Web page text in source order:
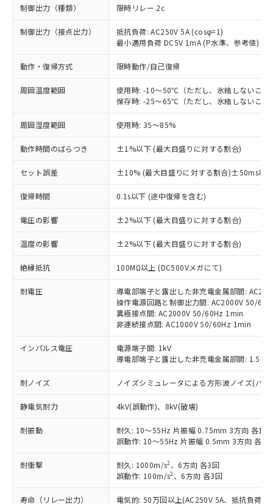
制御出力（種類） 限時リレー 2c
制御出力（接点出力）
抵抗負荷: AC250V 5A (cosφ=1)
最小適用負荷 DC5V 1mA (P水準、参考値)
動作・復帰方式 限時動作/自己復帰
周囲温度範囲
使用時: -10～50℃（ただし、氷結しないこと
保存時: -25～65℃（ただし、氷結しないこと
周囲湿度範囲 使用時: 35～85%
動作時間のばらつき ±1%以下 (最大目盛りに対する割合)
セット誤差 ±10% (最大目盛りに対する割合)±50ms以下
復帰時間 0.1s以下 (途中復帰を含む)
電圧の影響 ±2%以下 (最大目盛りに対する割合)
温度の影響 ±2%以下 (最大目盛りに対する割合)
絶縁抵抗 100MΩ以上 (DC500Vメガにて)
耐電圧
導電部端子と露出した非充電金属部間:
操作電源回路と制御出力間: AC2000V 50/
異極接点間: AC2000V 50/60Hz 1min
非連続接点間: AC1000V 50/60Hz 1min
インパルス電圧
電源端子間: 1kV
導電部端子と露出した非充電金属部間: 1.5kV
耐ノイズ ノイズシミュレータによる方形波ノイズ(パ
静電気耐力 4kV(誤動作)、8kV(破壊)
耐振動
耐久: 10～55Hz 片振幅 0.75mm 3方向 各1h
誤動作: 10～55Hz 片振幅 0.5mm 3方向 各
耐衝撃 耐久: 1000m/s2 、6方向 各3回
誤動作: 100m/s2 、6方向 各3回
寿命（リレー出力） 電気的: 50万回以上(AC250V 5A、抵抗負荷
ご利用条件
以下の条件をお読みいただき、同意のうえ
ご利用ください。
本サービスは、当社制御機器事業取扱
商品の当社在庫状況および標準価格
(税抜)を提供させていただくもので
当社制御機器事業取扱商品の中には、
本サービスの対象外となる商品もある
ことをご了承ください。
在庫状況および標準価格照会結果は、
記載している更新日時点での社内デー
タに基づき作成されるものであり、閲
覧された時点での実際の在庫および標
準価格とは異なる場合があることをご
※1 対応状況
対応済み：EU RoHS指令（10物質）の
非含有に対応した製品が提供可能な商品で
す。
対応予定：EU RoHS指令（10物質）の非含
有に対応した製品に切り替える予定のある
対応予定なし：EU RoHS指令（10物質）の
非含有に非対応の商品で、対応品を出す予
調査・確認中：EU RoHS指令（10物質）の
商品です。
非該当品：ライセンス料など無形物で、有
害物質有無と関係のない商品です。
仕入先様の事情により、非含有部品として
いたものが、含有品と判明した場合などや
むを得ず変更することがあります。
*EU RoHS指令（10物質）：
鉛(Pb) 1000ppm以下、 水銀(Hg) 1000ppm以下、 カド
ミウム(Cd) 100ppm以下、
六価クロム(Cr(Ⅵ)) 1000ppm以下、ポリ臭化ビフェニル
※1 中国RoHS○×表
基準値以下であることを示します。
「×」：最大均質材料含有率が中国RoHSの
基準値を超えていることを示します。
「－」：未確認です。当社販売部門へお問
い合わせください。
*中国RoHS10物質の基準値 (GB/T26572)：
Pb(鉛) :1000ppm、 Hg(水銀) : 1000ppm、 Cd(カドミウ
ム) : 100ppm、
当社は、これら貴社製品のうち、外国
為替および外国貿易法に定める商品
（以下｢規制貨物等」という）を輸出
または国外への提供する場合は、日本
国政府の輸出許可(または役務取引許
可)を取得するなどの必要な手続きを